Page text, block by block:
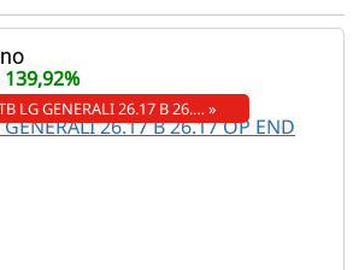
139,92%
LG GENERALI 26.17 B 26.… »